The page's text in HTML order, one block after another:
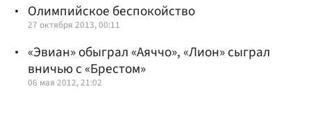
Олимпийское беспокойство
27 октября 2013, 00:11
«Эвиан» обыграл «Аяччо», «Лион» сыграл
вничью с «Брестом»
06 мая 2012, 21:02